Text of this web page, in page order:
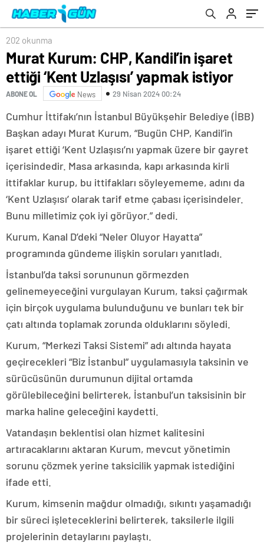
202 okunma
Murat Kurum: CHP, Kandil’in işaret
ettiği ‘Kent Uzlaşısı’ yapmak istiyor
ABONE OL News 29 Nisan 2024 00:24
Cumhur İttifakı’nın İstanbul Büyükşehir Belediye (İBB)
Başkan adayı Murat Kurum, “Bugün CHP, Kandil’in
işaret ettiği ‘Kent Uzlaşısı’nı yapmak üzere bir gayret
içerisindedir. Masa arkasında, kapı arkasında kirli
ittifaklar kurup, bu ittifakları söyleyememe, adını da
‘Kent Uzlaşısı’ olarak tarif etme çabası içerisindeler.
Bunu milletimiz çok iyi görüyor.” dedi.
Kurum, Kanal D’deki “Neler Oluyor Hayatta”
programında gündeme ilişkin soruları yanıtladı.
İstanbul’da taksi sorununun görmezden
gelinemeyeceğini vurgulayan Kurum, taksi çağırmak
için birçok uygulama bulunduğunu ve bunları tek bir
çatı altında toplamak zorunda olduklarını söyledi.
Kurum, “Merkezi Taksi Sistemi” adı altında hayata
geçirecekleri “Biz İstanbul” uygulamasıyla taksinin ve
sürücüsünün durumunun dijital ortamda
görülebileceğini belirterek, İstanbul’un taksisinin bir
marka haline geleceğini kaydetti.
Vatandaşın beklentisi olan hizmet kalitesini
artıracaklarını aktaran Kurum, mevcut yönetimin
sorunu çözmek yerine taksicilik yapmak istediğini
ifade etti.
Kurum, kimsenin mağdur olmadığı, sıkıntı yaşamadığı
bir süreci işleteceklerini belirterek, taksilerle ilgili
projelerinin detaylarını paylaştı.